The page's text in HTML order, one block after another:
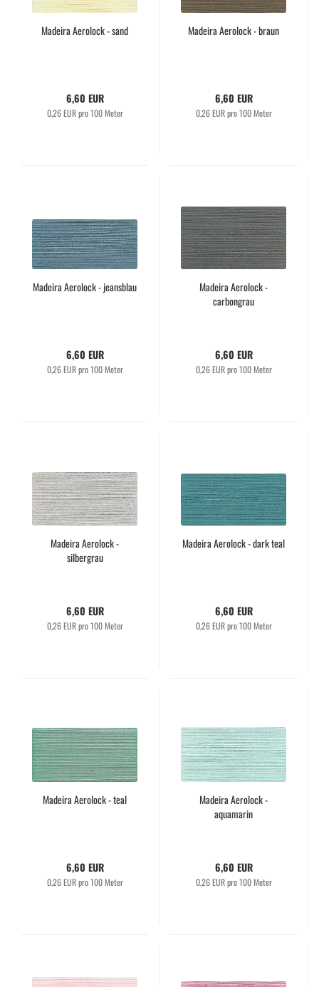
Madeira Aerolock - sand
6,60 EUR
0,26 EUR pro 100 Meter
Madeira Aerolock - braun
6,60 EUR
0,26 EUR pro 100 Meter
Madeira Aerolock - jeansblau
6,60 EUR
0,26 EUR pro 100 Meter
Madeira Aerolock -
carbongrau
6,60 EUR
0,26 EUR pro 100 Meter
Madeira Aerolock -
silbergrau
6,60 EUR
0,26 EUR pro 100 Meter
Madeira Aerolock - dark teal
6,60 EUR
0,26 EUR pro 100 Meter
Madeira Aerolock - teal
6,60 EUR
0,26 EUR pro 100 Meter
Madeira Aerolock -
aquamarin
6,60 EUR
0,26 EUR pro 100 Meter